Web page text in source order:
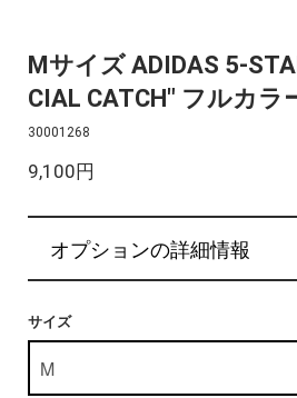
Mサイズ ADIDAS 5-
CIAL CATCH" フルカラ
30001268
9,100円
オプションの詳細情報
サイズ